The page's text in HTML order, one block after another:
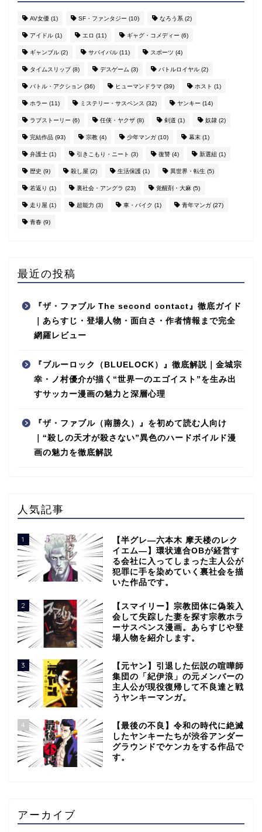
AV女優 (1) SF・ファンタジー (10) なろう系 (2)
アイドル (1) エロ (11) ギャグ・コメディー (6)
ギャンブル (2) サバイバル (11) スポーツ (4)
タイムスリップ(8) デスゲーム (3) バトルロイヤル (2)
バトル・アクション (36) ヒューマンドラマ (39) ホスト (1)
ホラー (11) ミステリー・サスペンス (32) ヤンキー (14)
ラブストーリー (6) 任侠・ヤクザ (8) 剣道 (1) 奴隷 (2)
完結作品 (93) 宗教 (4) 少年マンガ (10) 幕末 (1)
弁護士 (1) 引きこもり・ニート (3) 復讐 (4) 新選組 (1)
歴史 (9) 殺し屋 (2) 生活保護 (1) 異世界・転生 (5)
若返り (1) 裏社会・アングラ (23) 覚醒剤・大麻 (5)
走り屋 (1) 超能力 (3) 車・バイク (1) 青年マンガ (27)
青春 (9)
最近の投稿
『ザ・ファブル The second contact』徹底ガイド
｜あらすじ・登場人物・面白さ・作者情報まで完全
網羅レビュー
『ブルーロック（BLUELOCK）』徹底解説｜金城宗
幸・ノ村優介が描く“世界一のエゴイスト”を生み出
すサッカー漫画の魅力と深層心理
『ザ・ファブル（南勝久）』を初めて読む人向け
｜“殺しの天才が殺さない”異色のハードボイルド漫
画の魅力を徹底解説
人気記事
1
【半グレ―六本木 摩天楼のレク
イエム―】環状連合OBが経営す
る会社に入ってしまった主人公が
犯罪に手を染めていく裏社会を描
いた作品です。
2
【スマイリー】宗教団体に偽装入
会して失踪した妻を探す宗教ホラ
ーサスペンス漫画。あらすじや登
場人物を紹介します。
3
【元ヤン】引退した伝説の喧嘩師
集団の「紀伊浪」の元メンバーの
主人公が現役復帰して不良達と戦
うヤンキーマンガ。
4
【最後の不良】令和の時代に絶滅
したヤンキーたちが渋谷アンダー
グラウンドでケンカをする作品で
す。
アーカイブ